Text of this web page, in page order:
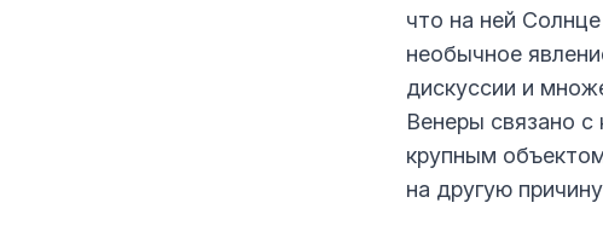
что на ней
необычное
дискуссии и
Венеры связано с
крупным
на другую